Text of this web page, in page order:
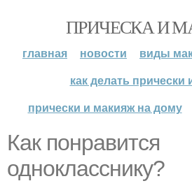
ПРИЧЕСКА И
главная новости
виды
как делать прически
прически и макияж на дому
Как понравится
однокласснику?